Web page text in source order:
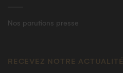
Nos parutions presse
RECEVEZ NOTRE ACTUALITÉ